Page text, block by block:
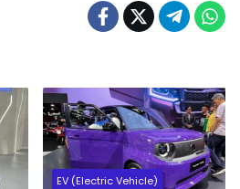
EV (Electric Vehicle)